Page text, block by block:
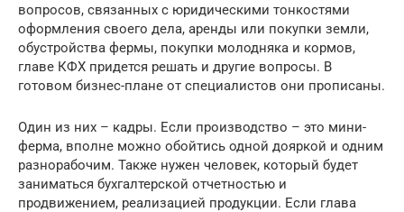
вопросов, связанных с юридическими тонкостями
оформления своего дела, аренды или покупки земли,
обустройства фермы, покупки молодняка и кормов,
главе КФХ придется решать и другие вопросы. В
готовом бизнес-плане от специалистов они прописаны.
Один из них – кадры. Если производство – это мини-
ферма, вполне можно обойтись одной дояркой и одним
разнорабочим. Также нужен человек, который будет
заниматься бухгалтерской отчетностью и
продвижением, реализацией продукции. Если глава